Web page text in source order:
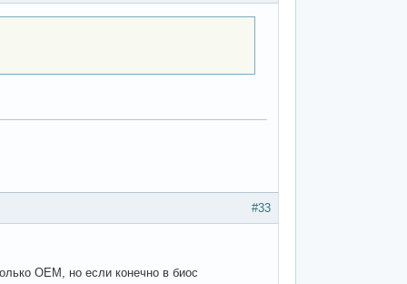
#33
OEM, но если конечно в биос